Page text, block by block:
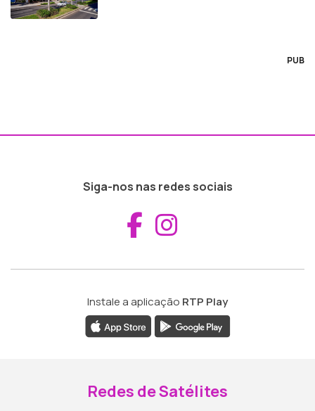
PUB
Siga-nos nas redes sociais
Aceder ao
Instale a aplicação RTP Play
Redes de Satélites